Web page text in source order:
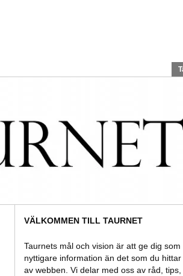
VÄLKOMMEN TILL TAURNET
Taurnets mål och vision är att ge dig som
nyttigare information än det som du
av webben. Vi delar med oss av råd, tips,